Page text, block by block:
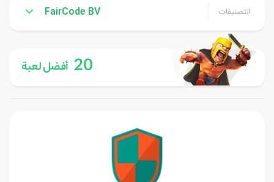
التصنيفات FairCode BV
20 أفضل لعبة